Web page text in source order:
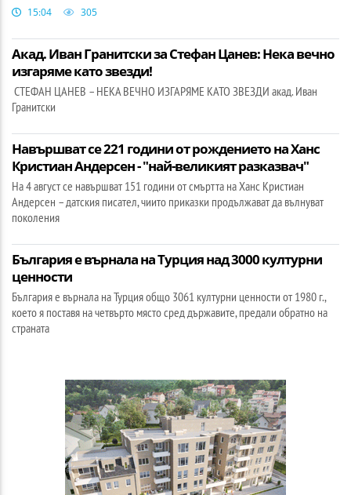
15:04 305
Акад. Иван Гранитски за Стефан Цанев: Нека вечно
изгаряме като звезди!
СТЕФАН ЦАНЕВ – НЕКА ВЕЧНО ИЗГАРЯМЕ КАТО ЗВЕЗДИ акад. Иван
Гранитски
Навършват се 221 години от рождението на Ханс
Кристиан Андерсен - "най-великият разказвач"
На 4 август се навършват 151 години от смъртта на Ханс Кристиан
Андерсен – датския писател, чиито приказки продължават да вълнуват
поколения
България е върнала на Турция над 3000 културни
ценности
България е върнала на Турция общо 3061 културни ценности от 1980 г.,
което я поставя на четвърто място сред държавите, предали обратно на
страната